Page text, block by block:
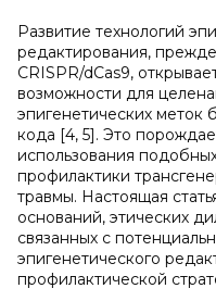
Развитие технологий
редактирования,
CRISPR/dCas9,
возможности для
эпигенетических меток
кода [4, 5]. Это
использования
профилактики
травмы. Настоящая
оснований, этических
связанных с
эпигенетического
профилактической